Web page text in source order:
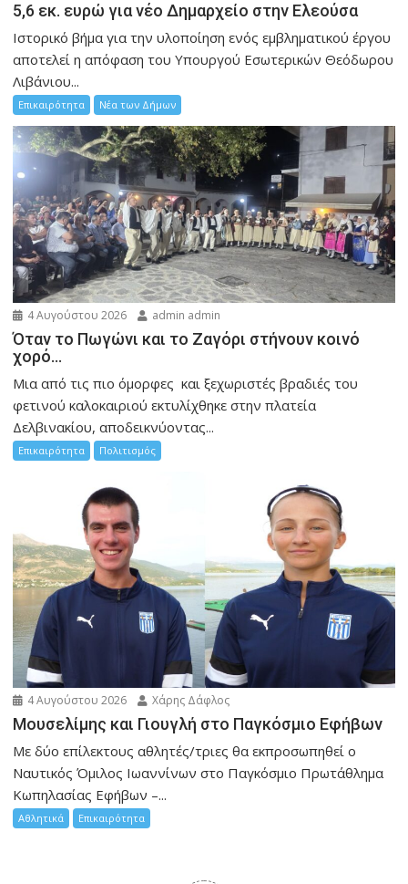
5,6 εκ. ευρώ για νέο Δημαρχείο στην Ελεούσα
Ιστορικό βήμα για την υλοποίηση ενός εμβληματικού έργου
αποτελεί η απόφαση του Υπουργού Εσωτερικών Θεόδωρου
Λιβάνιου...
Επικαιρότητα Νέα των Δήμων
4 Αυγούστου 2026 admin admin
Όταν το Πωγώνι και το Ζαγόρι στήνουν κοινό
χορό…
Μια από τις πιο όμορφες και ξεχωριστές βραδιές του
φετινού καλοκαιριού εκτυλίχθηκε στην πλατεία
Δελβινακίου, αποδεικνύοντας...
Επικαιρότητα Πολιτισμός
4 Αυγούστου 2026 Χάρης Δάφλος
Μουσελίμης και Γιουγλή στο Παγκόσμιο Εφήβων
Mε δύο επίλεκτους αθλητές/τριες θα εκπροσωπηθεί ο
Ναυτικός Όμιλος Ιωαννίνων στο Παγκόσμιο Πρωτάθλημα
Κωπηλασίας Εφήβων –...
Αθλητικά Επικαιρότητα